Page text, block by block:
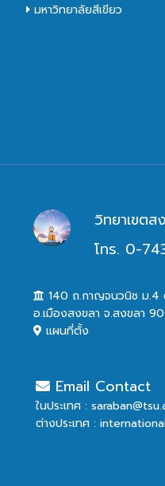
มหาวิทยาลัยสีเขียว
วิทยาเขตส
โทร. 0-
140 ถ.กาญจนวนิช ม.4
อ.เมืองสงขลา จ.สงขลา
แผนที่ตั้ง
Email Contact
ในประเทศ :
ต่างประเทศ :